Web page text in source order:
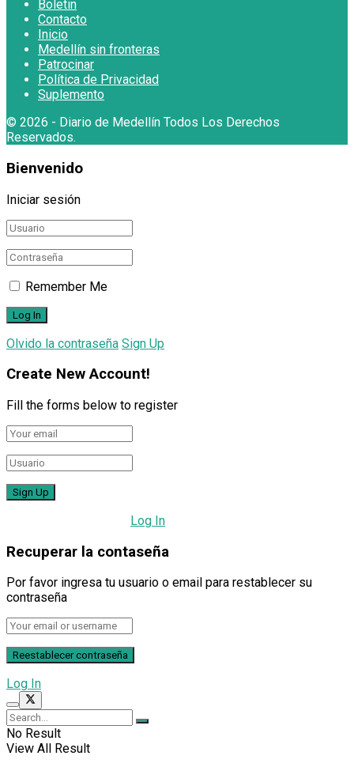
Boletin
Contacto
Inicio
Medellín sin fronteras
Patrocinar
Política de Privacidad
Suplemento
© 2026 - Diario de Medellín Todos Los Derechos
Reservados.
Bienvenido
Iniciar sesión
Remember Me
Olvido la contraseña Sign Up
Create New Account!
Fill the forms below to register
Log In
Recuperar la contaseña
Por favor ingresa tu usuario o email para restablecer su
contraseña
Log In
No Result
View All Result